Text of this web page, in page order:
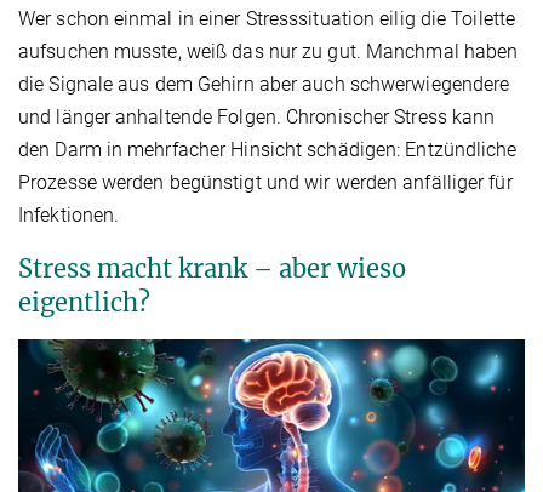
Wer schon einmal in einer Stresssituation eilig die Toilette
aufsuchen musste, weiß das nur zu gut. Manchmal haben
die Signale aus dem Gehirn aber auch schwerwiegendere
und länger anhaltende Folgen. Chronischer Stress kann
den Darm in mehrfacher Hinsicht schädigen: Entzündliche
Prozesse werden begünstigt und wir werden anfälliger für
Infektionen.
Stress macht krank – aber wieso
eigentlich?